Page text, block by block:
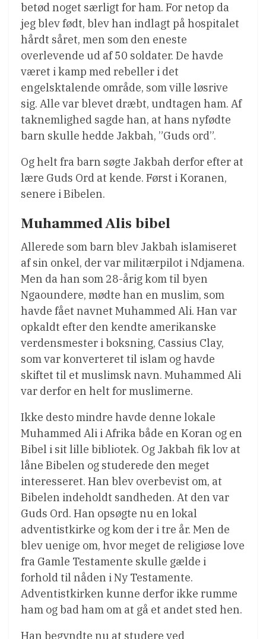
betød noget særligt for ham. For netop da
jeg blev født, blev han indlagt på hospitalet
hårdt såret, men som den eneste
overlevende ud af 50 soldater. De havde
været i kamp med rebeller i det
engelsktalende område, som ville løsrive
sig. Alle var blevet dræbt, undtagen ham. Af
taknemlighed sagde han, at hans nyfødte
barn skulle hedde Jakbah, ”Guds ord”.
Og helt fra barn søgte Jakbah derfor efter at
lære Guds Ord at kende. Først i Koranen,
senere i Bibelen.
Muhammed Alis bibel
Allerede som barn blev Jakbah islamiseret
af sin onkel, der var militærpilot i Ndjamena.
Men da han som 28-årig kom til byen
Ngaoundere, mødte han en muslim, som
havde fået navnet Muhammed Ali. Han var
opkaldt efter den kendte amerikanske
verdensmester i boksning, Cassius Clay,
som var konverteret til islam og havde
skiftet til et muslimsk navn. Muhammed Ali
var derfor en helt for muslimerne.
Ikke desto mindre havde denne lokale
Muhammed Ali i Afrika både en Koran og en
Bibel i sit lille bibliotek. Og Jakbah fik lov at
låne Bibelen og studerede den meget
interesseret. Han blev overbevist om, at
Bibelen indeholdt sandheden. At den var
Guds Ord. Han opsøgte nu en lokal
adventistkirke og kom der i tre år. Men de
blev uenige om, hvor meget de religiøse love
fra Gamle Testamente skulle gælde i
forhold til nåden i Ny Testamente.
Adventistkirken kunne derfor ikke rumme
ham og bad ham om at gå et andet sted hen.
Han begyndte nu at studere ved